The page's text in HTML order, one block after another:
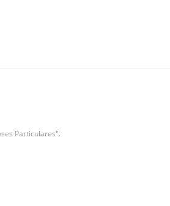
Particulares".